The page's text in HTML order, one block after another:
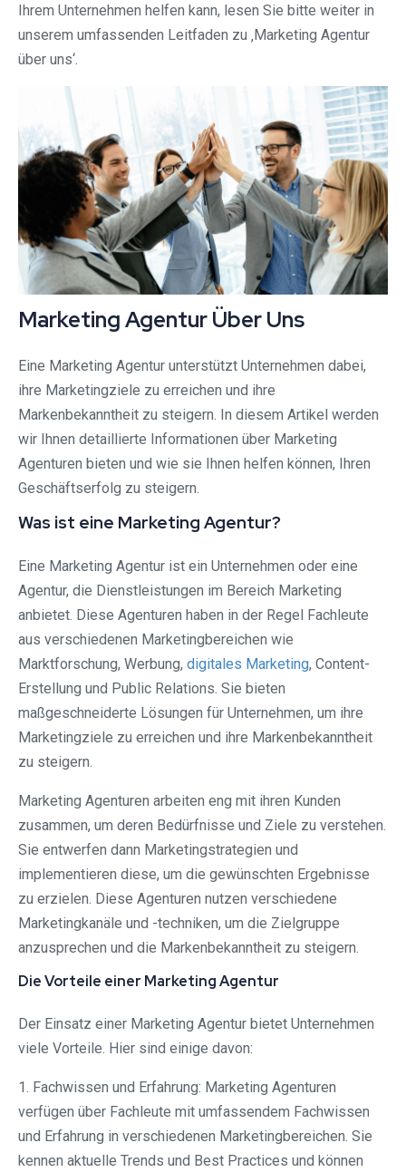
Ihrem Unternehmen helfen kann, lesen Sie bitte weiter in
unserem umfassenden Leitfaden zu ‚Marketing Agentur
über uns‘.
Marketing Agentur Über Uns
Eine Marketing Agentur unterstützt Unternehmen dabei,
ihre Marketingziele zu erreichen und ihre
Markenbekanntheit zu steigern. In diesem Artikel werden
wir Ihnen detaillierte Informationen über Marketing
Agenturen bieten und wie sie Ihnen helfen können, Ihren
Geschäftserfolg zu steigern.
Was ist eine Marketing Agentur?
Eine Marketing Agentur ist ein Unternehmen oder eine
Agentur, die Dienstleistungen im Bereich Marketing
anbietet. Diese Agenturen haben in der Regel Fachleute
aus verschiedenen Marketingbereichen wie
Marktforschung, Werbung, digitales Marketing, Content-
Erstellung und Public Relations. Sie bieten
maßgeschneiderte Lösungen für Unternehmen, um ihre
Marketingziele zu erreichen und ihre Markenbekanntheit
zu steigern.
Marketing Agenturen arbeiten eng mit ihren Kunden
zusammen, um deren Bedürfnisse und Ziele zu verstehen.
Sie entwerfen dann Marketingstrategien und
implementieren diese, um die gewünschten Ergebnisse
zu erzielen. Diese Agenturen nutzen verschiedene
Marketingkanäle und -techniken, um die Zielgruppe
anzusprechen und die Markenbekanntheit zu steigern.
Die Vorteile einer Marketing Agentur
Der Einsatz einer Marketing Agentur bietet Unternehmen
viele Vorteile. Hier sind einige davon:
1. Fachwissen und Erfahrung: Marketing Agenturen
verfügen über Fachleute mit umfassendem Fachwissen
und Erfahrung in verschiedenen Marketingbereichen. Sie
kennen aktuelle Trends und Best Practices und können